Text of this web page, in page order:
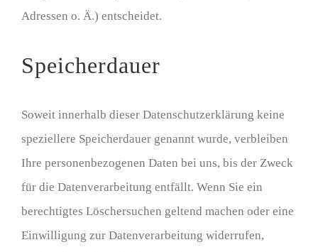
Adressen o. Ä.) entscheidet.
Speicherdauer
Soweit innerhalb dieser Datenschutzerklärung keine
speziellere Speicherdauer genannt wurde, verbleiben
Ihre personenbezogenen Daten bei uns, bis der Zweck
für die Datenverarbeitung entfällt. Wenn Sie ein
berechtigtes Löschersuchen geltend machen oder eine
Einwilligung zur Datenverarbeitung widerrufen,